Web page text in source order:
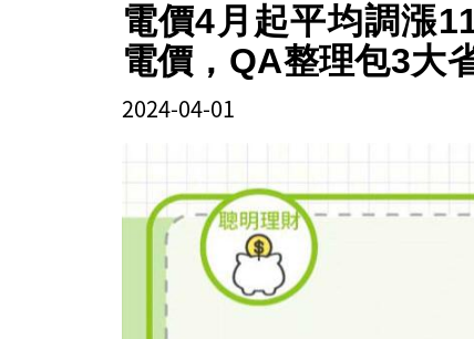
電價4月起平均調漲
電價，QA整理包3大
2024-04-01